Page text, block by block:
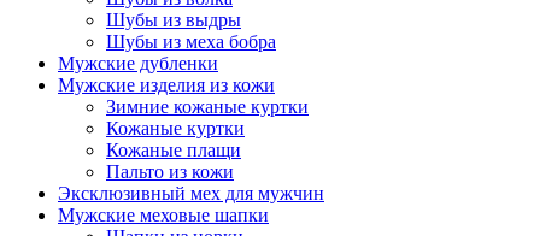
Шубы из выдры
Шубы из меха бобра
Мужские дубленки
Мужские изделия из кожи
Зимние кожаные куртки
Кожаные куртки
Кожаные плащи
Пальто из кожи
Эксклюзивный мех для мужчин
Мужские меховые шапки